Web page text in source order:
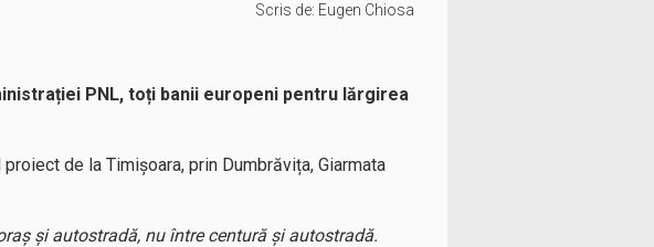
Scris de: Eugen Chiosa
PNL, toți banii europeni pentru lărgirea
de la Timișoara, prin Dumbrăvița, Giarmata
și autostradă, nu între centură și autostradă.